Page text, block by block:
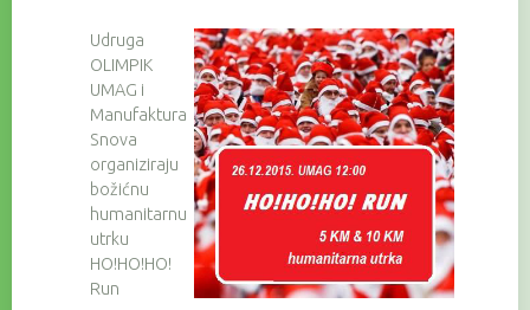
Udruga
OLIMPIK
UMAG i
Manufaktura
Snova
organiziraju
božićnu
humanitarnu
utrku
HO!HO!HO!
Run